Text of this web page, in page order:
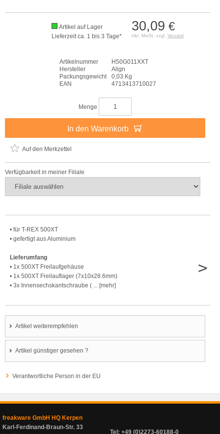
30,09 €
inkl. MwSt. zzgl. Versand
Artikel auf Lager
Lieferzeit ca. 1 bis 3 Tage*
Artikelnummer
H50G011XXT
Hersteller
Align
Packungsgewicht
0,03 Kg
EAN
4713413710027
Menge
In den Warenkorb
Auf den Merkzettel
Verfügbarkeit in meiner Filiale
• für T-REX 500XT
• gefertigt aus Aluminium
Lieferumfang
• 1x 500XT Freilaufgehäuse
• 1x 500XT Freilauflager (7x10x28.6mm)
• 3x Innensechskantschraube ( ... [mehr]
>
Artikel weiterempfehlen
Artikel günstiger gesehen ?
Verantwortliche Person in der EU
freakware GmbH HQ Kerpen
Karl-Ferdinand-Braun-Str. 33
Tel: +49 (0)2273-60188-0